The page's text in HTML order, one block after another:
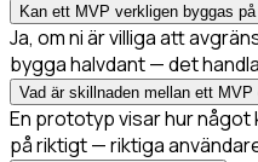
Kan ett MVP verkligen byggas
Ja, om ni är villiga att
bygga halvdant — det
Vad är skillnaden mellan ett
En prototyp visar hur något
på riktigt — riktiga